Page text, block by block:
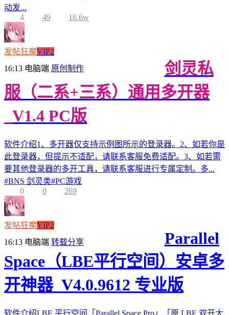
动发...
4
49 16.6w
发帖狂魔VIP2
16:13 电脑端 原创制作
剑灵私
服（二系+三系）通用多开器
_V1.4 PC版
软件介绍1、多开器仅支持示例图所示的登录器。2、如若你是
此登录器，但提示不适配，请联系客服免费适配。3、如若需
要其他登录器的多开工具，请联系客服进行专属定制。多...
#BNS 剑灵类#PC游戏
0
0 269
发帖狂魔VIP2
16:13 电脑端 转载分享
Parallel
Space（LBE平行空间）安卓多
开神器_V4.0.9612 专业版
软件介绍LBE 平行空间「Parallel Space Pro」「原 LBE 双开大